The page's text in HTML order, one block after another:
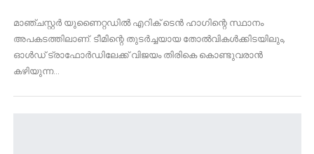
മാഞ്ചസ്റ്റർ യുണൈറ്റഡിൽ എറിക് ടെൻ ഹാഗിന്റെ സ്ഥാനം
അപകടത്തിലാണ്. ടീമിന്റെ തുടർച്ചയായ തോൽവികൾക്കിടയിലും,
ഓൾഡ് ട്രാഫോർഡിലേക്ക് വിജയം തിരികെ കൊണ്ടുവരാൻ
കഴിയുന്ന…